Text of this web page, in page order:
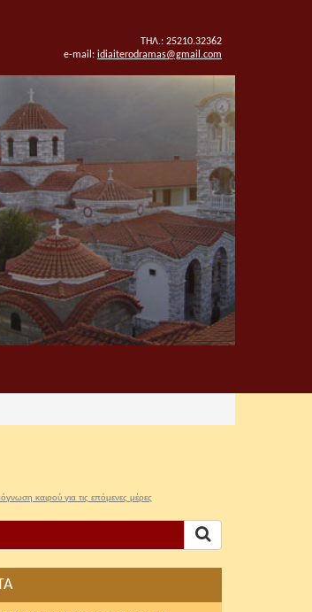
ΤΗΛ.: 25210.32362
e-mail: idiaiterodramas@gmail.com
καιρού για τις επόμενες μέρες